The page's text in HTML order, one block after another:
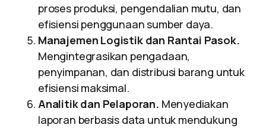
proses produksi, pengendalian mutu, dan
efisiensi penggunaan sumber daya.
Manajemen Logistik dan Rantai Pasok.
Mengintegrasikan pengadaan,
penyimpanan, dan distribusi barang untuk
efisiensi maksimal.
Analitik dan Pelaporan. Menyediakan
laporan berbasis data untuk mendukung